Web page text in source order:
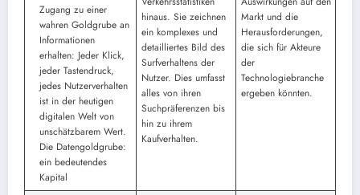
Zugang zu einer
wahren Goldgrube an
Informationen
erhalten: Jeder Klick,
jeder Tastendruck,
jedes Nutzerverhalten
ist in der heutigen
digitalen Welt von
unschätzbarem Wert.
Die Datengoldgrube:
ein bedeutendes
Kapital
hinaus. Sie zeichnen
ein komplexes und
detailliertes Bild des
Surfverhaltens der
Nutzer. Dies umfasst
alles von ihren
Suchpräferenzen bis
hin zu ihrem
Kaufverhalten.
Markt und die
Herausforderungen,
die sich für Akteure
der
Technologiebranche
ergeben könnten.